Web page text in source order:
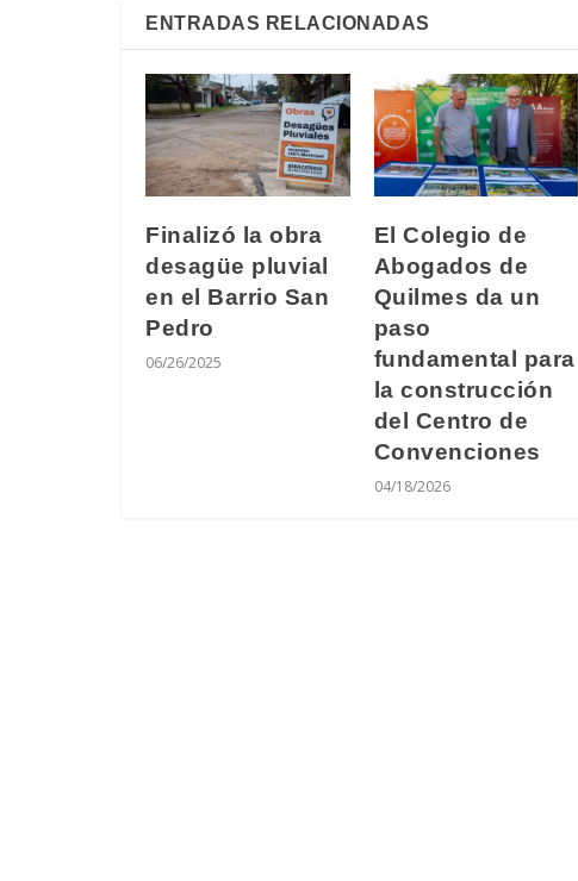
ENTRADAS RELACIONADAS
Finalizó la obra
desagüe pluvial
en el Barrio San
Pedro
06/26/2025
El Colegio de
Abogados de
Quilmes da un
paso
fundamental para
la construcción
del Centro de
Convenciones
04/18/2026